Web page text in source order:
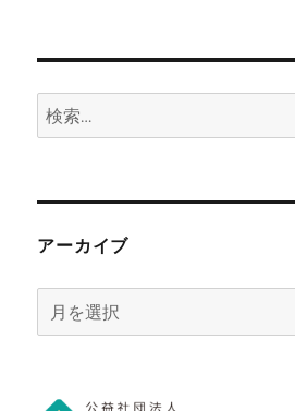
検
索:
アーカイブ
ー